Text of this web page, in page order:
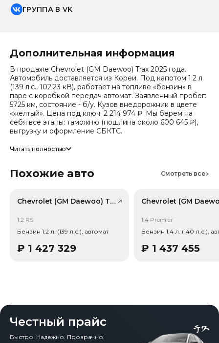
ГРУППА В VK
Дополнительная информация
В продаже Chevrolet (GM Daewoo) Trax 2025 года.
Автомобиль доставляется из Кореи. Под капотом 1.2 л.
(139 л.с., 102.23 кВ), работает на топливе «бензин» в
паре с коробкой передач автомат. Заявленный пробег:
5725 км, состояние - б/у. Кузов внедорожник в цвете
«желтый». Цена под ключ: 2 214 974 ₽. Мы берем на
себя все этапы: таможню (пошлина около 600 645 ₽),
выгрузку и оформление СБКТС.
Цена зависит от курса валют, точный расчет
Случаев угона не зафиксировано.
Читать полностью
Похожие авто Смотреть все
Chevrolet (GM Daewoo) Trax, лот 42206376
1.2 RS
Бензин 1.2 л. (139 л.с.), автомат
₽ 1 427 329
1.4 Premier
Бензин 1.4 л. (140 л.с.),
₽ 1 437 455
Честный прайс
Быстро. Надежно. Прозрачно.